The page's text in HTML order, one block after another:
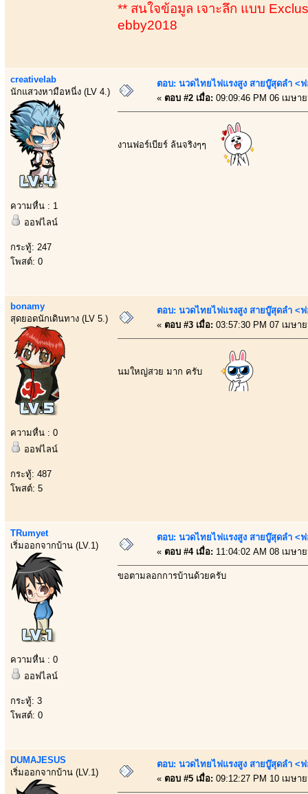
** สนใจข้อมูล เจาะลึก แบบ
ebby2018
creativelab
นักแสวงหามือหนี่ง (LV 4.)
ความหื่น : 1
ออฟไลน์
กระทู้: 247
โพสต์: 0
ตอบ: นวดไทยไฟแรงสูง สายบู๊สุดลำ <ฟ
« ตอบ #2 เมื่อ: 09:09:46 PM 06 เมษา
งานฟอร์เบียร์ ล้นจริงๆๆ
bonamy
สุดยอดนักเดินทาง (LV 5.)
ความหื่น : 0
ออฟไลน์
กระทู้: 487
โพสต์: 5
ตอบ: นวดไทยไฟแรงสูง สายบู๊สุดลำ <ฟ
« ตอบ #3 เมื่อ: 03:57:30 PM 07 เมษา
นมใหญ่สวย มาก ครับ
TRumyet
เริ่มออกจากบ้าน (LV.1)
ความหื่น : 0
ออฟไลน์
กระทู้: 3
โพสต์: 0
ตอบ: นวดไทยไฟแรงสูง สายบู๊สุดลำ <ฟ
« ตอบ #4 เมื่อ: 11:04:02 AM 08 เมษา
ขอตามลอกการบ้านด้วยครับ
DUMAJESUS
เริ่มออกจากบ้าน (LV.1)
ตอบ: นวดไทยไฟแรงสูง สายบู๊สุดลำ <ฟ
« ตอบ #5 เมื่อ: 09:12:27 PM 10 เมษา